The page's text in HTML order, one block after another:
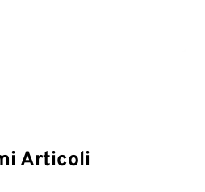
Articoli